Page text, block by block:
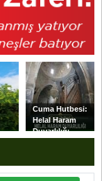
Cuma Hutbesi:
Helal Haram
Duyarlılığı